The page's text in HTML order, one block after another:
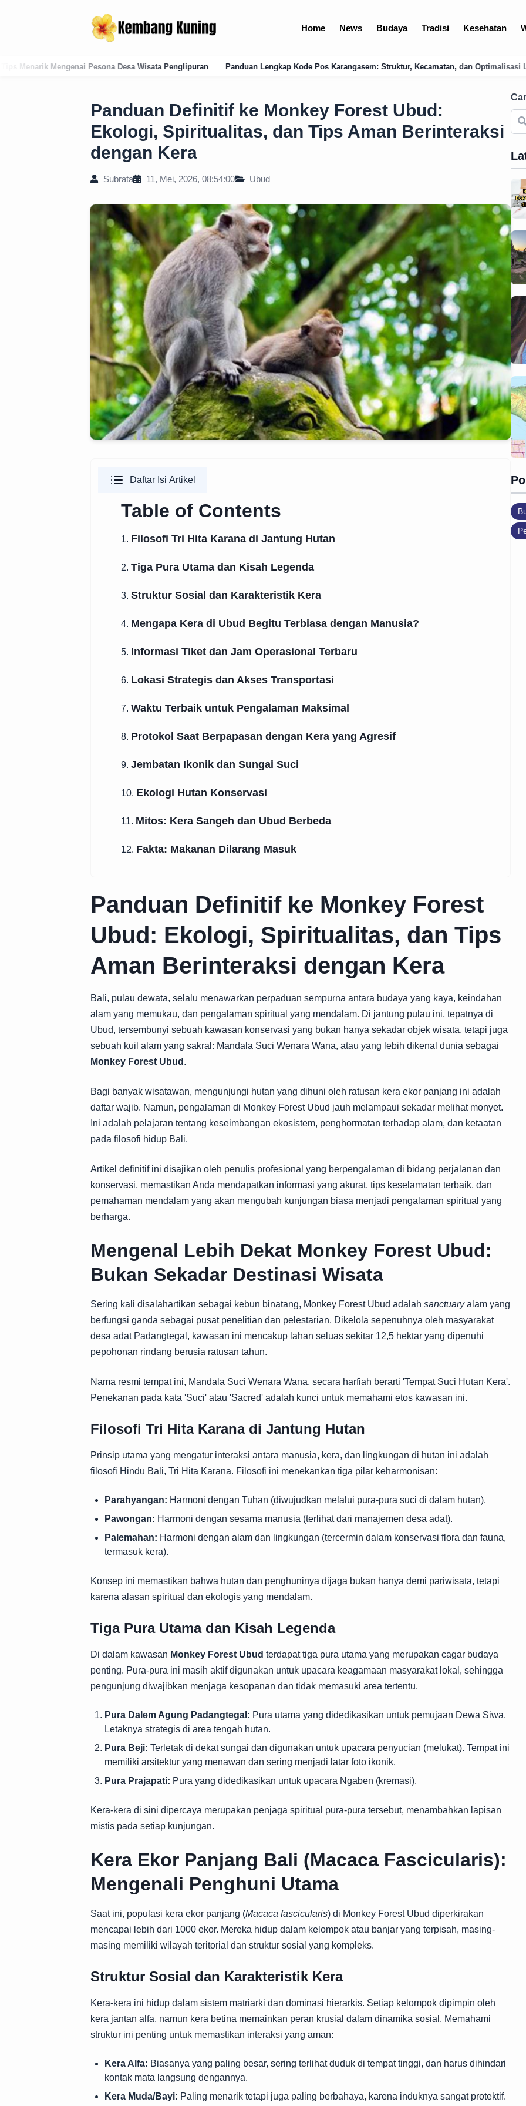
Home News Budaya Tradisi Kesehatan
Desa Wisata Penglipuran Panduan Lengkap Kode Pos Karangasem: Struktur, Kecamatan, dan Optimalisasi Logistik Bali Timur
Panduan Definitif ke Monkey Forest Ubud:
Ekologi, Spiritualitas, dan Tips Aman Berinteraksi
dengan Kera
Subrata 11, Mei, 2026, 08:54:00 Ubud
Daftar Isi Artikel
Table of Contents
1. Filosofi Tri Hita Karana di Jantung Hutan
2. Tiga Pura Utama dan Kisah Legenda
3. Struktur Sosial dan Karakteristik Kera
4. Mengapa Kera di Ubud Begitu Terbiasa dengan Manusia?
5. Informasi Tiket dan Jam Operasional Terbaru
6. Lokasi Strategis dan Akses Transportasi
7. Waktu Terbaik untuk Pengalaman Maksimal
8. Protokol Saat Berpapasan dengan Kera yang Agresif
9. Jembatan Ikonik dan Sungai Suci
10. Ekologi Hutan Konservasi
11. Mitos: Kera Sangeh dan Ubud Berbeda
12. Fakta: Makanan Dilarang Masuk
Panduan Definitif ke Monkey Forest
Ubud: Ekologi, Spiritualitas, dan Tips
Aman Berinteraksi dengan Kera
Bali, pulau dewata, selalu menawarkan perpaduan sempurna antara budaya yang kaya, keindahan
alam yang memukau, dan pengalaman spiritual yang mendalam. Di jantung pulau ini, tepatnya di
Ubud, tersembunyi sebuah kawasan konservasi yang bukan hanya sekadar objek wisata, tetapi juga
sebuah kuil alam yang sakral: Mandala Suci Wenara Wana, atau yang lebih dikenal dunia sebagai
Monkey Forest Ubud .
Bagi banyak wisatawan, mengunjungi hutan yang dihuni oleh ratusan kera ekor panjang ini adalah
daftar wajib. Namun, pengalaman di Monkey Forest Ubud jauh melampaui sekadar melihat monyet.
Ini adalah pelajaran tentang keseimbangan ekosistem, penghormatan terhadap alam, dan ketaatan
pada filosofi hidup Bali.
Artikel definitif ini disajikan oleh penulis profesional yang berpengalaman di bidang perjalanan dan
konservasi, memastikan Anda mendapatkan informasi yang akurat, tips keselamatan terbaik, dan
pemahaman mendalam yang akan mengubah kunjungan biasa menjadi pengalaman spiritual yang
berharga.
Mengenal Lebih Dekat Monkey Forest Ubud:
Bukan Sekadar Destinasi Wisata
Sering kali disalahartikan sebagai kebun binatang, Monkey Forest Ubud adalah sanctuaryalam yang
berfungsi ganda sebagai pusat penelitian dan pelestarian. Dikelola sepenuhnya oleh masyarakat
desa adat Padangtegal, kawasan ini mencakup lahan seluas sekitar 12,5 hektar yang dipenuhi
pepohonan rindang berusia ratusan tahun.
Nama resmi tempat ini, Mandala Suci Wenara Wana, secara harfiah berarti 'Tempat Suci Hutan Kera'.
Penekanan pada kata 'Suci' atau 'Sacred' adalah kunci untuk memahami etos kawasan ini.
Filosofi Tri Hita Karana di Jantung Hutan
Prinsip utama yang mengatur interaksi antara manusia, kera, dan lingkungan di hutan ini adalah
filosofi Hindu Bali, Tri Hita Karana. Filosofi ini menekankan tiga pilar keharmonisan:
Parahyangan: Harmoni dengan Tuhan (diwujudkan melalui pura-pura suci di dalam hutan).
Pawongan: Harmoni dengan sesama manusia (terlihat dari manajemen desa adat).
Palemahan: Harmoni dengan alam dan lingkungan (tercermin dalam konservasi flora dan fauna,
termasuk kera).
Konsep ini memastikan bahwa hutan dan penghuninya dijaga bukan hanya demi pariwisata, tetapi
karena alasan spiritual dan ekologis yang mendalam.
Tiga Pura Utama dan Kisah Legenda
Di dalam kawasan Monkey Forest Ubud terdapat tiga pura utama yang merupakan cagar budaya
penting. Pura-pura ini masih aktif digunakan untuk upacara keagamaan masyarakat lokal, sehingga
pengunjung diwajibkan menjaga kesopanan dan tidak memasuki area tertentu.
Pura Dalem Agung Padangtegal: Pura utama yang didedikasikan untuk pemujaan Dewa Siwa.
Letaknya strategis di area tengah hutan.
Pura Beji: Terletak di dekat sungai dan digunakan untuk upacara penyucian (melukat). Tempat ini
memiliki arsitektur yang menawan dan sering menjadi latar foto ikonik.
Pura Prajapati: Pura yang didedikasikan untuk upacara Ngaben (kremasi).
Kera-kera di sini dipercaya merupakan penjaga spiritual pura-pura tersebut, menambahkan lapisan
mistis pada setiap kunjungan.
Kera Ekor Panjang Bali (Macaca Fascicularis):
Mengenali Penghuni Utama
Saat ini, populasi kera ekor panjang (Macaca fascicularis) di Monkey Forest Ubud diperkirakan
mencapai lebih dari 1000 ekor. Mereka hidup dalam kelompok atau banjar yang terpisah, masing-
masing memiliki wilayah teritorial dan struktur sosial yang kompleks.
Struktur Sosial dan Karakteristik Kera
Kera-kera ini hidup dalam sistem matriarki dan dominasi hierarkis. Setiap kelompok dipimpin oleh
kera jantan alfa, namun kera betina memainkan peran krusial dalam dinamika sosial. Memahami
struktur ini penting untuk memastikan interaksi yang aman:
Kera Alfa: Biasanya yang paling besar, sering terlihat duduk di tempat tinggi, dan harus dihindari
kontak mata langsung dengannya.
Kera Muda/Bayi: Paling menarik tetapi juga paling berbahaya, karena induknya sangat protektif.